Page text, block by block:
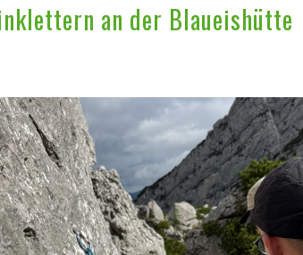
an der Blaueishütte